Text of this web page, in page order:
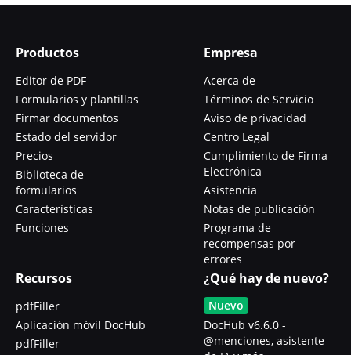
Productos
Editor de PDF
Formularios y plantillas
Firmar documentos
Estado del servidor
Precios
Biblioteca de
formularios
Características
Funciones
Empresa
Acerca de
Términos de Servicio
Aviso de privacidad
Centro Legal
Cumplimiento de Firma
Electrónica
Asistencia
Notas de publicación
Programa de
recompensas por
errores
Recursos
pdfFiller
Aplicación móvil DocHub
pdfFiller
¿Qué hay de nuevo?
Nuevo
DocHub v6.6.0 -
@menciones, asistente